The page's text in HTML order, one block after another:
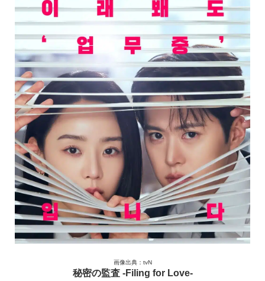
画像出典：tvN
秘密の監査 -Filing for Love-